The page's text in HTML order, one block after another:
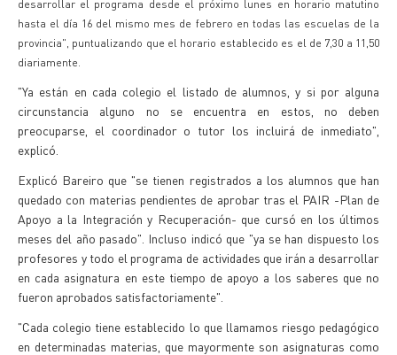
desarrollar el programa desde el próximo lunes en horario matutino
hasta el día 16 del mismo mes de febrero en todas las escuelas de la
provincia", puntualizando que el horario establecido es el de 7,30 a 11,50
diariamente.
"Ya están en cada colegio el listado de alumnos, y si por alguna
circunstancia alguno no se encuentra en estos, no deben
preocuparse, el coordinador o tutor los incluirá de inmediato",
explicó.
Explicó Bareiro que "se tienen registrados a los alumnos que han
quedado con materias pendientes de aprobar tras el PAIR -Plan de
Apoyo a la Integración y Recuperación- que cursó en los últimos
meses del año pasado". Incluso indicó que "ya se han dispuesto los
profesores y todo el programa de actividades que irán a desarrollar
en cada asignatura en este tiempo de apoyo a los saberes que no
fueron aprobados satisfactoriamente".
"Cada colegio tiene establecido lo que llamamos riesgo pedagógico
en determinadas materias, que mayormente son asignaturas como